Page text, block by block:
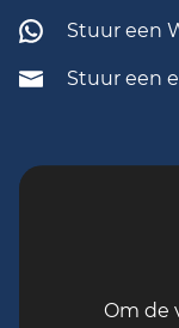
een heel
Stuur een
Stuur een
Om de